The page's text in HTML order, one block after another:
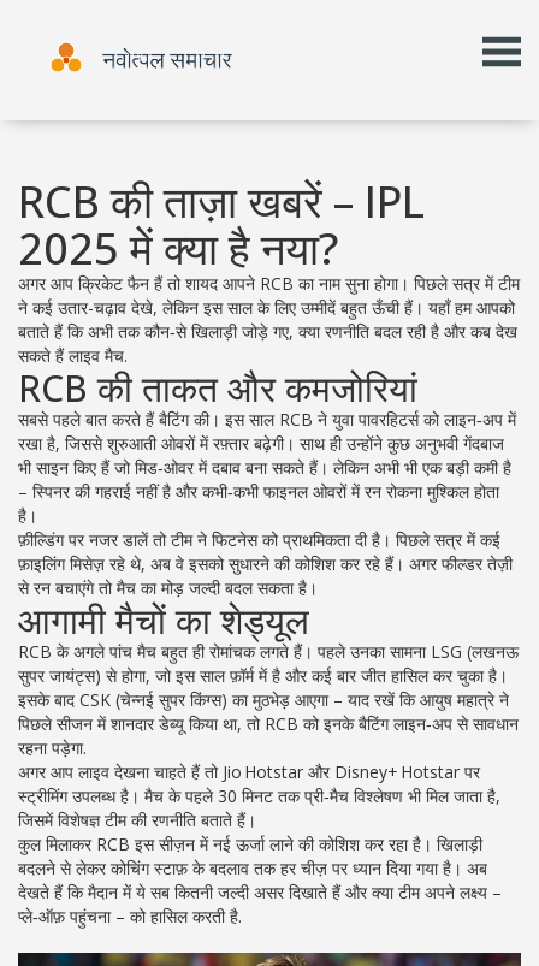
RCB की ताज़ा खबरें – IPL
2025 में क्या है नया?
अगर आप क्रिकेट फैन हैं तो शायद आपने RCB का नाम सुना होगा। पिछले सत्र में टीम
ने कई उतार-चढ़ाव देखे, लेकिन इस साल के लिए उम्मीदें बहुत ऊँची हैं। यहाँ हम आपको
बताते हैं कि अभी तक कौन‑से खिलाड़ी जोड़े गए, क्या रणनीति बदल रही है और कब देख
सकते हैं लाइव मैच.
RCB की ताकत और कमजोरियां
सबसे पहले बात करते हैं बैटिंग की। इस साल RCB ने युवा पावरहिटर्स को लाइन‑अप में
रखा है, जिससे शुरुआती ओवरों में रफ़्तार बढ़ेगी। साथ ही उन्होंने कुछ अनुभवी गेंदबाज
भी साइन किए हैं जो मिड‑ओवर में दबाव बना सकते हैं। लेकिन अभी भी एक बड़ी कमी है
– स्पिनर की गहराई नहीं है और कभी‑कभी फाइनल ओवरों में रन रोकना मुश्किल होता
है।
फ़ील्डिंग पर नजर डालें तो टीम ने फिटनेस को प्राथमिकता दी है। पिछले सत्र में कई
फ़ाइलिंग मिसेज़ रहे थे, अब वे इसको सुधारने की कोशिश कर रहे हैं। अगर फील्डर तेज़ी
से रन बचाएंगे तो मैच का मोड़ जल्दी बदल सकता है।
आगामी मैचों का शेड्यूल
RCB के अगले पांच मैच बहुत ही रोमांचक लगते हैं। पहले उनका सामना LSG (लखनऊ
सुपर जायंट्स) से होगा, जो इस साल फ़ॉर्म में है और कई बार जीत हासिल कर चुका है।
इसके बाद CSK (चेन्नई सुपर किंग्स) का मुठभेड़ आएगा – याद रखें कि आयुष महात्रे ने
पिछले सीजन में शानदार डेब्यू किया था, तो RCB को इनके बैटिंग लाइन‑अप से सावधान
रहना पड़ेगा.
अगर आप लाइव देखना चाहते हैं तो Jio Hotstar और Disney+ Hotstar पर
स्ट्रीमिंग उपलब्ध है। मैच के पहले 30 मिनट तक प्री‑मैच विश्लेषण भी मिल जाता है,
जिसमें विशेषज्ञ टीम की रणनीति बताते हैं।
कुल मिलाकर RCB इस सीज़न में नई ऊर्जा लाने की कोशिश कर रहा है। खिलाड़ी
बदलने से लेकर कोचिंग स्टाफ़ के बदलाव तक हर चीज़ पर ध्यान दिया गया है। अब
देखते हैं कि मैदान में ये सब कितनी जल्दी असर दिखाते हैं और क्या टीम अपने लक्ष्य –
प्ले‑ऑफ़ पहुंचना – को हासिल करती है.